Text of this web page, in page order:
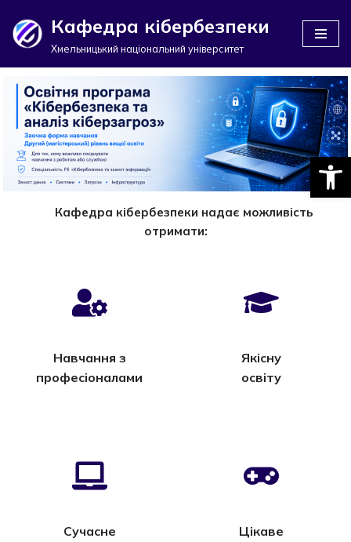
Перейти
вмісту
Кафедра кібербезпеки
Хмельницький національний університет
Кафедра кібербезпеки надає можливість
отримати:
Навчання з
професіоналами
Якісну
освіту
Сучасне
Цікаве